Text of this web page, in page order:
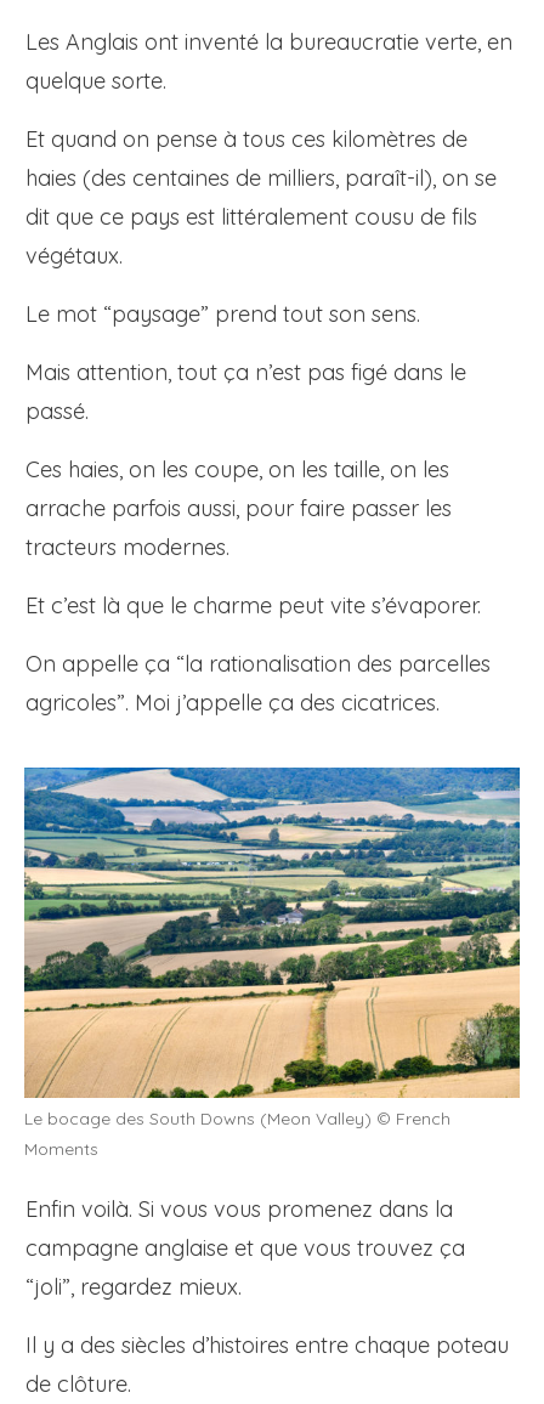
Les Anglais ont inventé la bureaucratie verte, en
quelque sorte.
Et quand on pense à tous ces kilomètres de
haies (des centaines de milliers, paraît-il), on se
dit que ce pays est littéralement cousu de fils
végétaux.
Le mot “paysage” prend tout son sens.
Mais attention, tout ça n’est pas figé dans le
passé.
Ces haies, on les coupe, on les taille, on les
arrache parfois aussi, pour faire passer les
tracteurs modernes.
Et c’est là que le charme peut vite s’évaporer.
On appelle ça “la rationalisation des parcelles
agricoles”. Moi j’appelle ça des cicatrices.
Le bocage des South Downs (Meon Valley) © French
Moments
Enfin voilà. Si vous vous promenez dans la
campagne anglaise et que vous trouvez ça
“joli”, regardez mieux.
Il y a des siècles d’histoires entre chaque poteau
de clôture.